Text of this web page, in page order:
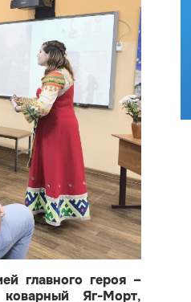
главного героя –
коварный Яг-Морт,